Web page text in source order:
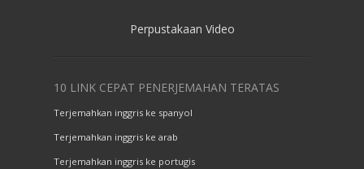
Perpustakaan Video
10 LINK CEPAT PENERJEMAHAN TERATAS
Terjemahkan inggris ke spanyol
Terjemahkan inggris ke arab
Terjemahkan inggris ke portugis